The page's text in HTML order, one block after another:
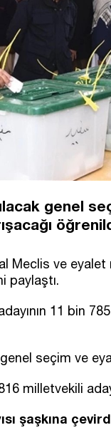
genel
Meclis ve
paylaştı.
11 bin
seçim ve
şaşkına